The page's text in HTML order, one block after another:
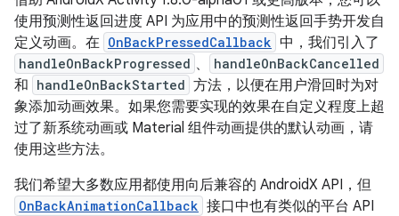
使用预测性返回进度 API 为应用中的预测性返回手势开发自
定义动画。在 OnBackPressedCallback 中，我们引入了
handleOnBackProgressed 、 handleOnBackCancelled
和 handleOnBackStarted 方法，以便在用户滑回时为对
象添加动画效果。如果您需要实现的效果在自定义程度上超
过了新系统动画或 Material 组件动画提供的默认动画，请
使用这些方法。
我们希望大多数应用都使用向后兼容的 AndroidX API，但
OnBackAnimationCallback 接口中也有类似的平台 API